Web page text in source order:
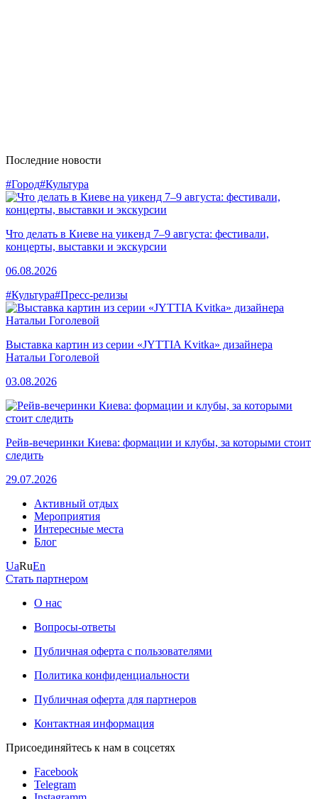
Последние новости
#Город#Культура
Что делать в Киеве на уикенд 7–9 августа: фестивали,
концерты, выставки и экскурсии
06.08.2026
#Культура#Пресс-релизы
Выставка картин из серии «JYTTIA Kvitka» дизайнера
Натальи Гоголевой
03.08.2026
Рейв-вечеринки Киева: формации и клубы, за которыми стоит
следить
29.07.2026
Активный отдых
Мероприятия
Интересные места
Блог
UaRuEn
Стать партнером
О нас
Вопросы-ответы
Публичная оферта с пользователями
Политика конфиденциальности
Публичная оферта для партнеров
Контактная информация
Присоединяйтесь к нам в соцсетях
Facebook
Telegram